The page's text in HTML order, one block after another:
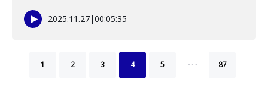
2025.11.27|00:05:35
1 2 3 4 5 … 87